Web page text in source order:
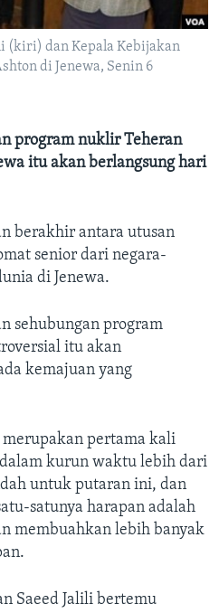
(kiri) dan Kepala Kebijakan
di Jenewa, Senin 6
program nuklir Teheran
itu akan berlangsung hari
berakhir antara utusan
senior dari negara-
di Jenewa.
sehubungan program
itu akan
kemajuan yang
pertama kali
kurun waktu lebih dari
untuk putaran ini, dan
satunya harapan adalah
membuahkan lebih banyak
Saeed Jalili bertemu